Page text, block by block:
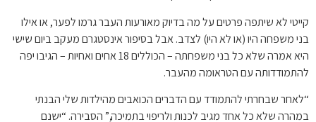
קייטי לא שיתפה פרטים על מה בדיוק מאורעות העבר גרמו לפער, או אילו
בני משפחה היו (או לא היו) לצדב. אבל בסיפור אינסטגרם מעקב ביום שישי
היא אמרה שלא כל בני משפחתה – הכוללים 18 אחים ואחיות – הגיבו יפה
להתמודדותה עם הטראומה מהעבר.
“לאחר שבחרתי להתמודד עם הדברים הכואבים מהילדות שלי הבנתי
במהרה שלא כל אחד מגיב לכנות ולריפוי בתמיכה,” הסבירה. “ישנם